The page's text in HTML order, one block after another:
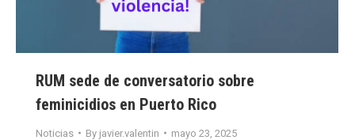
RUM sede de conversatorio sobre
feminicidios en Puerto Rico
Noticias By javier.valentin mayo 23, 2025